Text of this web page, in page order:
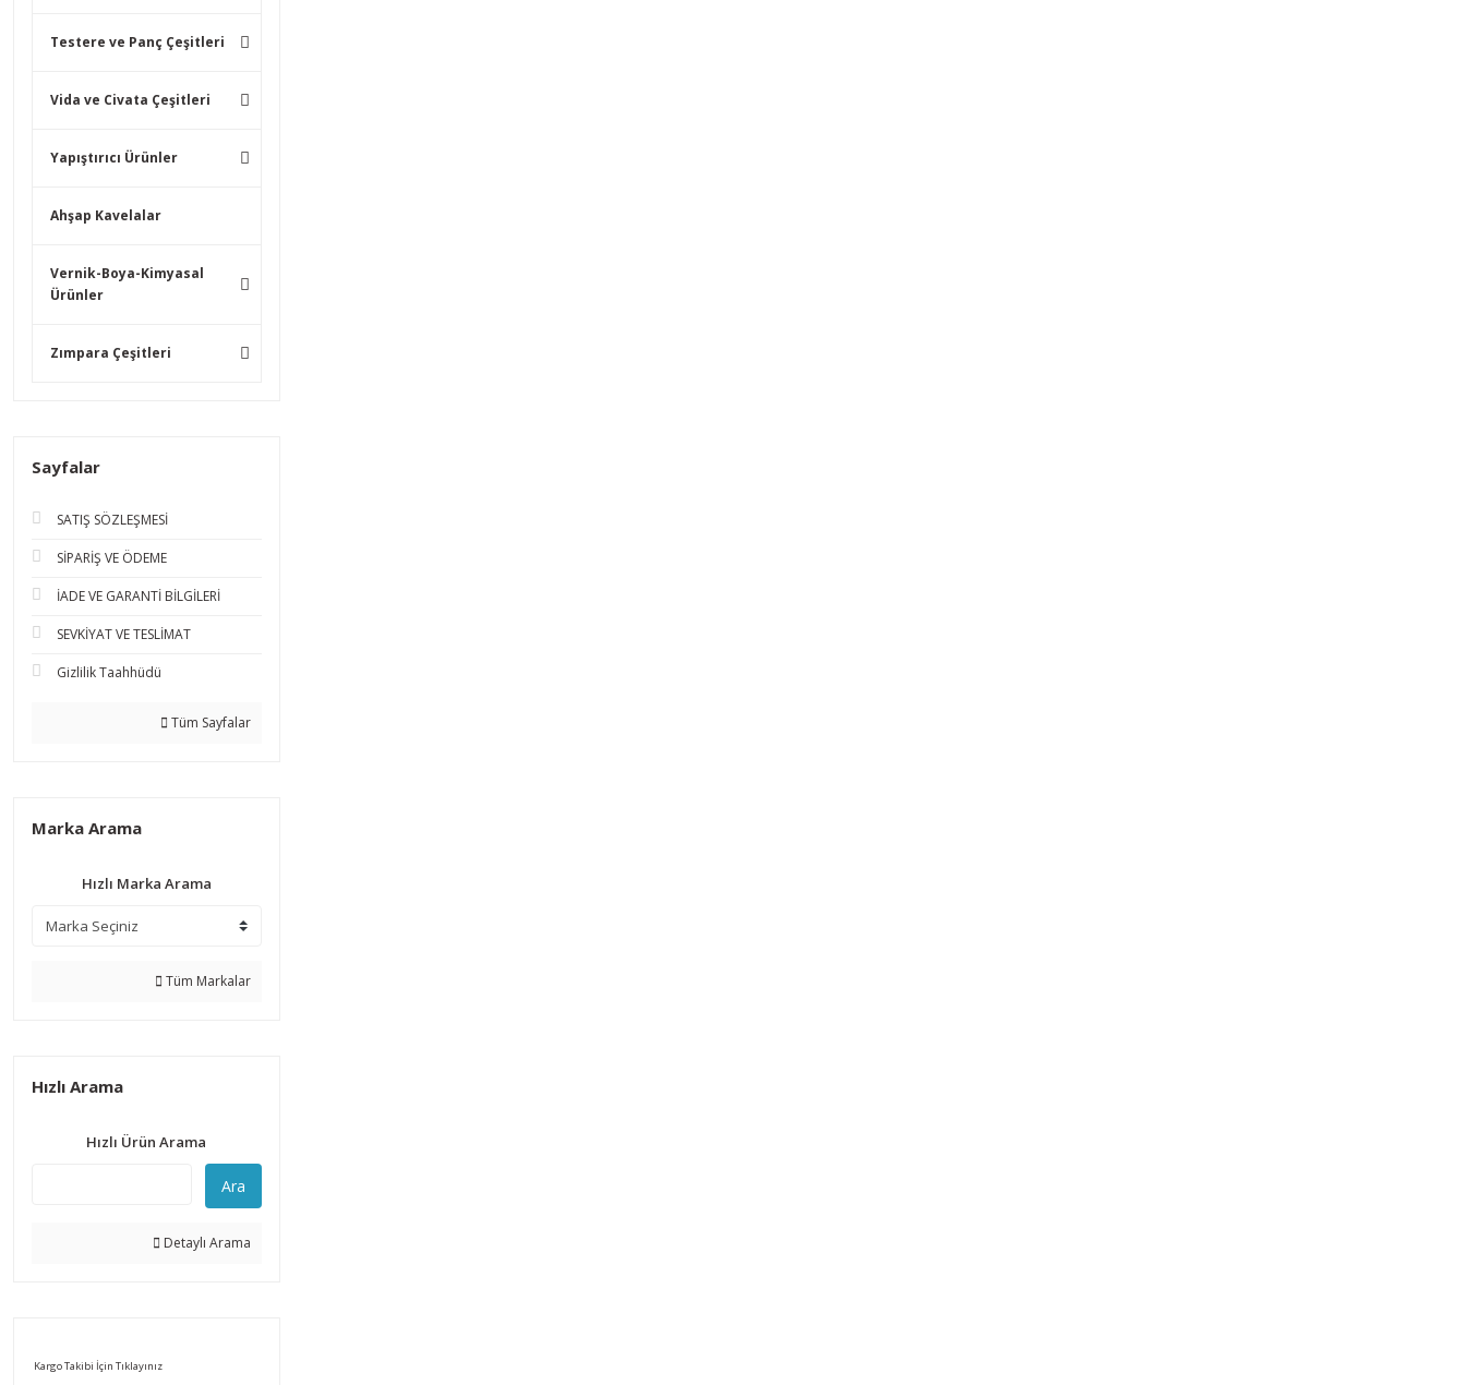
Testere ve Panç Çeşitleri
Vida ve Civata Çeşitleri
Yapıştırıcı Ürünler
Ahşap Kavelalar
Vernik-Boya-Kimyasal
Ürünler
Zımpara Çeşitleri
Sayfalar
SATIŞ SÖZLEŞMESİ
SİPARİŞ VE ÖDEME
İADE VE GARANTİ BİLGİLERİ
SEVKİYAT VE TESLİMAT
Gizlilik Taahhüdü
Tüm Sayfalar
Marka Arama
Hızlı Marka Arama
Tüm Markalar
Hızlı Arama
Hızlı Ürün Arama
Ara
Detaylı Arama
Kargo Takibi İçin Tıklayınız